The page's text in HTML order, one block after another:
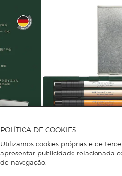
POLÍTICA DE COOKIES
Utilizamos cookies próprias e de
apresentar publicidade relacionada
de navegação.